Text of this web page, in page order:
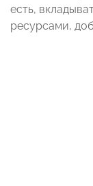
есть,
ресурсами,